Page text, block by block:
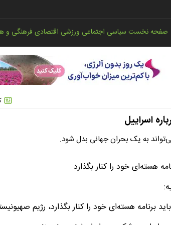
صفحه نخستسیاسی اجتماعی ورزشی اقتصادیفرهنگی و
اسراییل
به یک بحران جهانی بدل شود.
هسته‌ای خود را کنار بگذارد
برنامه هسته‌ای خود را کنار بگذارد، رژیم